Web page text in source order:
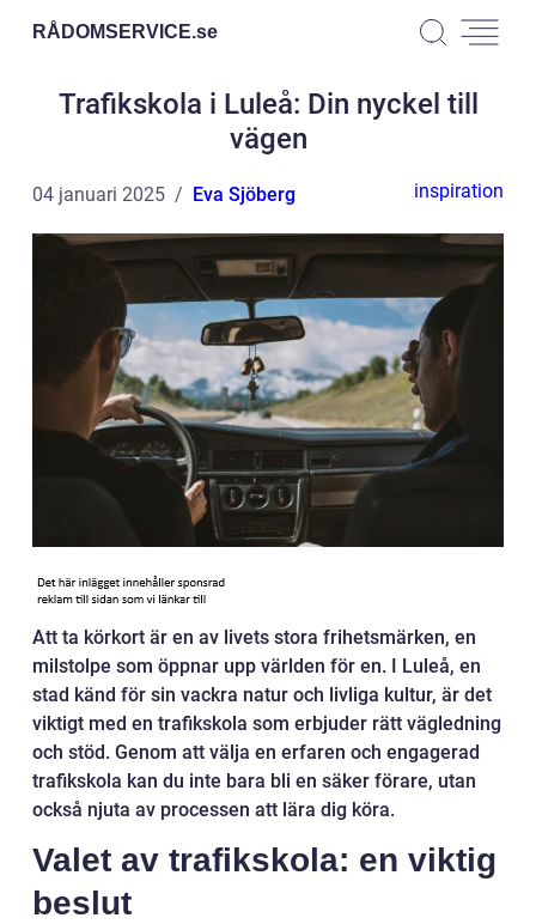
RÅDOMSERVICE.se
Trafikskola i Luleå: Din nyckel till
vägen
04 januari 2025 Eva Sjöberg inspiration
Att ta körkort är en av livets stora frihetsmärken, en
milstolpe som öppnar upp världen för en. I Luleå, en
stad känd för sin vackra natur och livliga kultur, är det
viktigt med en trafikskola som erbjuder rätt vägledning
och stöd. Genom att välja en erfaren och engagerad
trafikskola kan du inte bara bli en säker förare, utan
också njuta av processen att lära dig köra.
Valet av trafikskola: en viktig
beslut